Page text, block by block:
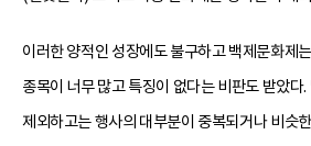
이러한 양적인 성장에도 불구하고 백제문화제
종목이 너무 많고 특징이 없다는 비판도 받았다
제외하고는 행사의 대부분이 중복되거나 비슷